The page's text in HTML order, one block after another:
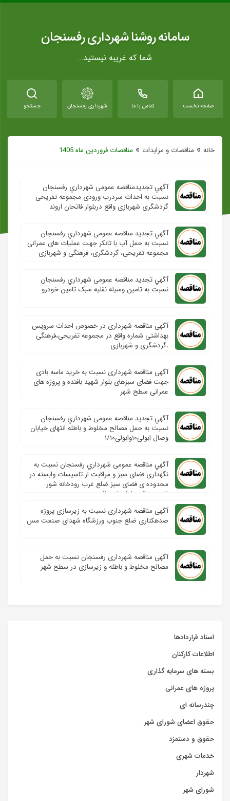
سامانه روشنا شهرداری رفسنجان
شما که غریبه نیستید…
صفحه نخست تماس با ما شهرداری رفسنجان جستجو
خانه » مناقصات و مزایدات » مناقصات فروردین ماه 1405
آگهي تجدیدمناقصه عمومی شهرداري رفسنجان
نسبت به احداث سردرب ورودی مجموعه تفریحی
گردشگری شهربازی واقع دربلوار فاتحان اروند
آگهي تجدید مناقصه عمومی شهرداري رفسنجان
نسبت به حمل آب با تانکر جهت عملیات های عمرانی
مجموعه تفریحی، گردشگری، فرهنگی و شهربازی
آگهي تجدید مناقصه عمومی شهرداري رفسنجان
نسبت به تامین وسیله نقلیه سبک تامین خودرو
آگهی مناقصه شهرداری در خصوص احداث سرویس
بهداشتی شماره واقع در مجموعه تفریحی،فرهنگی
،گردشگری و شهربازی
آگهی مناقصه شهرداری نسبت به خرید ماسه بادی
جهت فضای سبزهای بلوار شهید بافنده و پروژه های
عمرانی سطح شهر
آگهي تجدید مناقصه عمومی شهرداري رفسنجان
نسبت به حمل مصالح مخلوط و باطله انتهای خیابان
وصال ابولی۱۰وابولی۱/۱۰
آگهي مناقصه عمومی شهرداري رفسنجان نسبت به
نگهداری فضای سبز و مراقبت از تاسیسات وابسته در
محدوده ی فضای سبز ضلع غرب رودخانه شور
تامنتهی الیه بلوارخلیج فارس
آگهی مناقصه شهرداری نسبت به زیرسازی پروژه
صدهکتاری ضلع جنوب ورزشگاه شهدای صنعت مس
آگهی مناقصه شهرداری رفسنجان نسبت به حمل
مصالح مخلوط و باطله و زیرسازی در سطح شهر
اسناد قراردادها
اطلاعات کارکنان
بسته های سرمایه گذاری
پروژه های عمرانی
چندرسانه ای
حقوق اعضای شورای شهر
حقوق و دستمزد
خدمات شهری
شهردار
شورای شهر